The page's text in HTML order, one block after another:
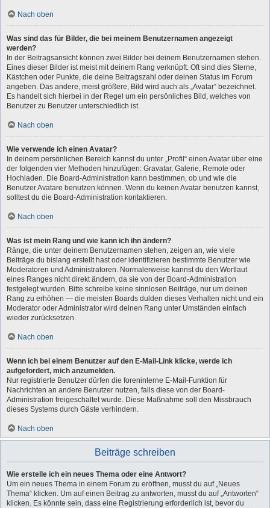
Nach oben
Was sind das für Bilder, die bei meinem Benutzernamen angezeigt
werden?
In der Beitragsansicht können zwei Bilder bei deinem Benutzernamen stehen.
Eines dieser Bilder ist meist mit deinem Rang verknüpft: Oft sind dies Sterne,
Kästchen oder Punkte, die deine Beitragszahl oder deinen Status im Forum
angeben. Das andere, meist größere, Bild wird auch als „Avatar“ bezeichnet.
Es handelt sich hierbei in der Regel um ein persönliches Bild, welches von
Benutzer zu Benutzer unterschiedlich ist.
Nach oben
Wie verwende ich einen Avatar?
In deinem persönlichen Bereich kannst du unter „Profil“ einen Avatar über eine
der folgenden vier Methoden hinzufügen: Gravatar, Galerie, Remote oder
Hochladen. Die Board-Administration kann bestimmen, ob und wie die
Benutzer Avatare benutzen können. Wenn du keinen Avatar benutzen kannst,
solltest du die Board-Administration kontaktieren.
Nach oben
Was ist mein Rang und wie kann ich ihn ändern?
Ränge, die unter deinem Benutzernamen stehen, zeigen an, wie viele
Beiträge du bislang erstellt hast oder identifizieren bestimmte Benutzer wie
Moderatoren und Administratoren. Normalerweise kannst du den Wortlaut
eines Ranges nicht direkt ändern, da sie von der Board-Administration
festgelegt wurden. Bitte schreibe keine sinnlosen Beiträge, nur um deinen
Rang zu erhöhen — die meisten Boards dulden dieses Verhalten nicht und ein
Moderator oder Administrator wird deinen Rang unter Umständen einfach
wieder zurücksetzen.
Nach oben
Wenn ich bei einem Benutzer auf den E-Mail-Link klicke, werde ich
aufgefordert, mich anzumelden.
Nur registrierte Benutzer dürfen die foreninterne E-Mail-Funktion für
Nachrichten an andere Benutzer nutzen, falls diese von der Board-
Administration freigeschaltet wurde. Diese Maßnahme soll den Missbrauch
dieses Systems durch Gäste verhindern.
Nach oben
Beiträge schreiben
Wie erstelle ich ein neues Thema oder eine Antwort?
Um ein neues Thema in einem Forum zu eröffnen, musst du auf „Neues
Thema“ klicken. Um auf einen Beitrag zu antworten, musst du auf „Antworten“
klicken. Es könnte sein, dass eine Registrierung erforderlich ist, bevor du